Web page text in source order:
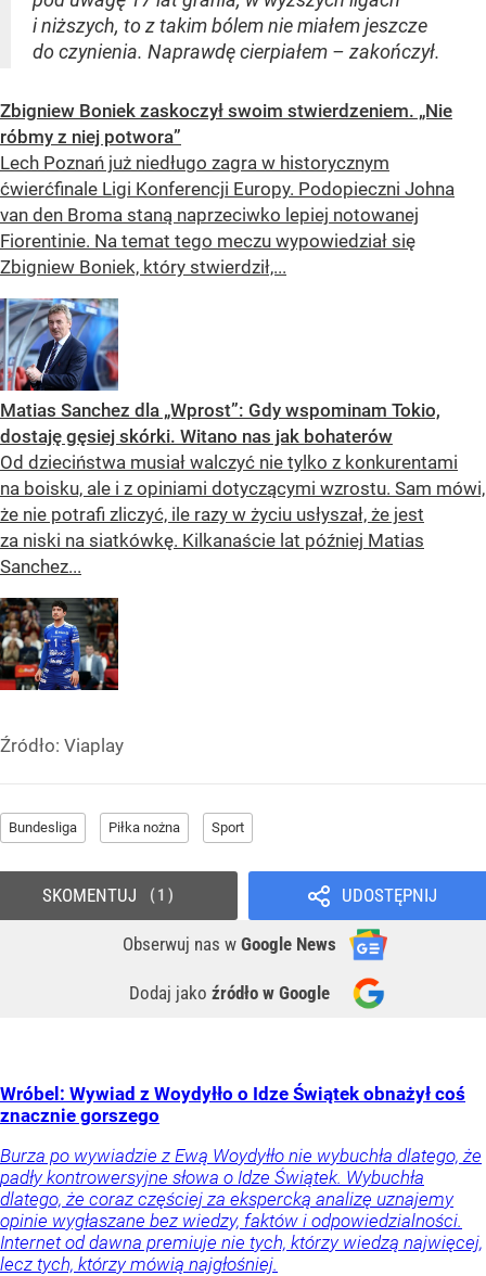
i niższych, to z takim bólem nie miałem jeszcze
do czynienia. Naprawdę cierpiałem – zakończył.
Zbigniew Boniek zaskoczył swoim stwierdzeniem. „Nie
róbmy z niej potwora”
Lech Poznań już niedługo zagra w historycznym
ćwierćfinale Ligi Konferencji Europy. Podopieczni Johna
van den Broma staną naprzeciwko lepiej notowanej
Fiorentinie. Na temat tego meczu wypowiedział się
Zbigniew Boniek, który stwierdził,...
Matias Sanchez dla „Wprost”: Gdy wspominam Tokio,
dostaję gęsiej skórki. Witano nas jak bohaterów
Od dzieciństwa musiał walczyć nie tylko z konkurentami
na boisku, ale i z opiniami dotyczącymi wzrostu. Sam mówi,
że nie potrafi zliczyć, ile razy w życiu usłyszał, że jest
za niski na siatkówkę. Kilkanaście lat później Matias
Sanchez...
Źródło: Viaplay
Bundesliga Piłka nożna Sport
UDOSTĘPNIJ
Obserwuj nas w Google News
Dodaj jako źródło w Google
SKOMENTUJ 1
Wróbel: Wywiad z Woydyłło o Idze Świątek obnażył coś
znacznie gorszego
Burza po wywiadzie z Ewą Woydyłło nie wybuchła dlatego, że
padły kontrowersyjne słowa o Idze Świątek. Wybuchła
dlatego, że coraz częściej za ekspercką analizę uznajemy
opinie wygłaszane bez wiedzy, faktów i odpowiedzialności.
Internet od dawna premiuje nie tych, którzy wiedzą najwięcej,
lecz tych, którzy mówią najgłośniej.